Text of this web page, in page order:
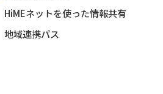
HiMEネットを使った情報共有
地域連携パス